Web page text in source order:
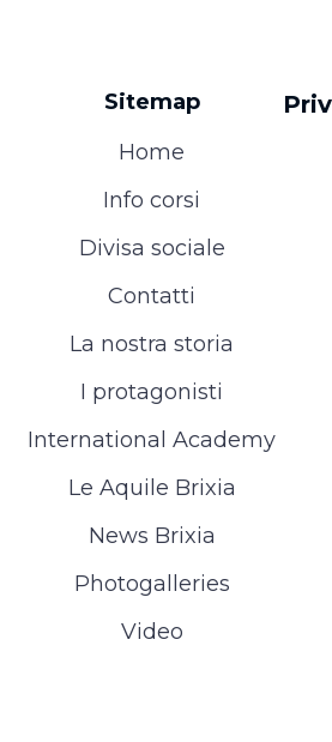
Sitemap
Home
Info corsi
Divisa sociale
Contatti
La nostra storia
I protagonisti
International Academy
Le Aquile Brixia
News Brixia
Photogalleries
Video